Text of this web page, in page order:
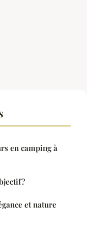
en camping à
et nature